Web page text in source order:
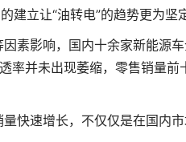
立让“油转电”的趋势更为坚定
影响，国内十余家新能源车
率并未出现萎缩，零售销量
速增长，不仅仅是在国内市